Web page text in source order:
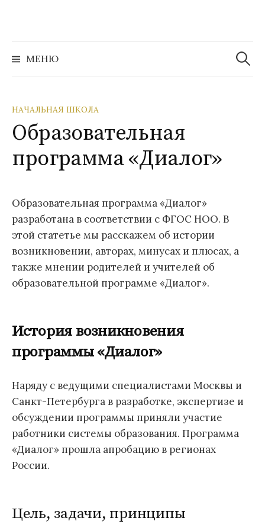
содержимому
МЕНЮ
Найти:
НАЧАЛЬНАЯ ШКОЛА
Образовательная
программа «Диалог»
Образовательная программа «Диалог»
разработана в соответствии с ФГОС НОО. В
этой статетье мы расскажем об истории
возникновении, авторах, минусах и плюсах, а
также мнении родителей и учителей об
образовательной программе «Диалог».
История возникновения
программы «Диалог»
Наряду с ведущими специалистами Москвы и
Санкт-Петербурга в разработке, экспертизе и
обсуждении программы приняли участие
работники системы образования. Программа
«Диалог» прошла апробацию в регионах
России.
Цель, задачи, принципы